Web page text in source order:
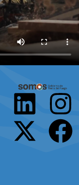
L
i
I
n
s
X
-
F
a
c